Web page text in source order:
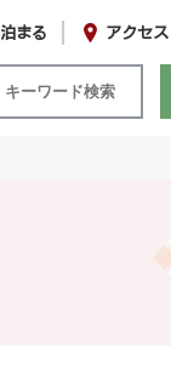
泊まる アクセス